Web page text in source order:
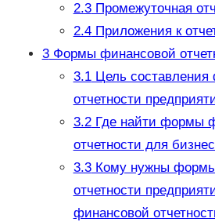
2.3Промежуточная
2.4Приложения к
3Формы финансовой
3.1Цель составления
отчетности
3.2Где найти формы
отчетности для
3.3Кому нужны
отчетности
финансовой